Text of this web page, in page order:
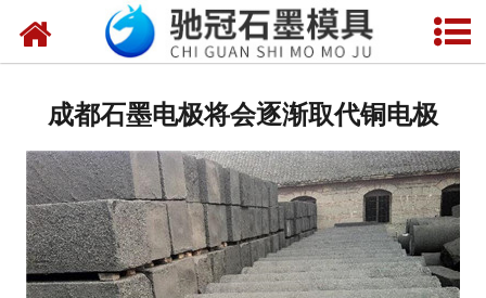
网站首页
新闻中心
视频中心
成都石墨电极将会逐渐取代铜电极